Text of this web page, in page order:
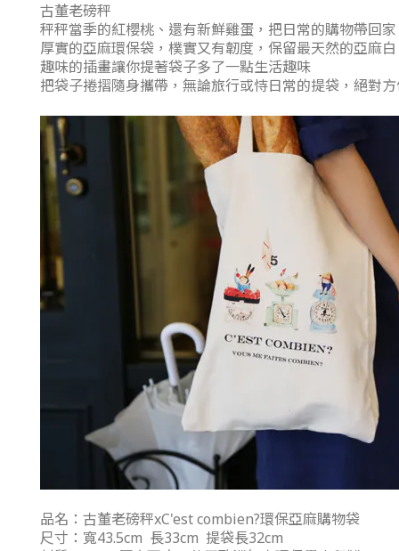
古董老磅秤
秤秤當季的紅櫻桃、還有新鮮雞蛋，把日常的購物帶回家
厚實的亞麻環保袋，樸實又有韌度，保留最天然的亞麻白
趣味的插畫讓你提著袋子多了一點生活趣味
把袋子捲摺隨身攜帶，無論旅行或恃日常的提袋，絕對
品名：古董老磅秤xC'est combien?環保亞麻購物袋
尺寸：寬43.5cm 長33cm 提袋長32cm